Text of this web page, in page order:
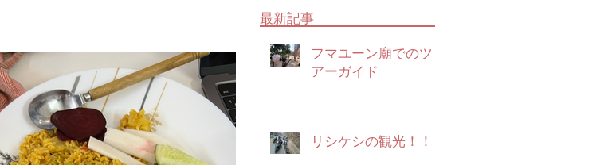
ス。でもなくオト。でもなくバイク！あ
たりはほとんどバイクしか走ってなかっ
た🏍️ もちろん自分で運転するんじゃなく
後ろに乗る！これがまた怖くて面白い し
かも原付で4人乗りとかもした。 道がガ
タガタのところも狭いところもお構いな
最新記事
フマユーン廟でのツ
アーガイド
リシケシの観光！！